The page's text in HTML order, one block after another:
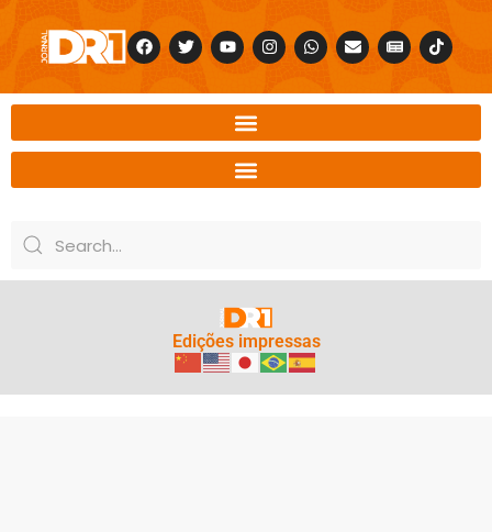
Edições impressas